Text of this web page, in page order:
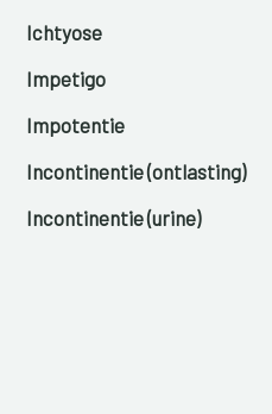
Ichtyose
Impetigo
Impotentie
Incontinentie (ontlasting)
Incontinentie (urine)